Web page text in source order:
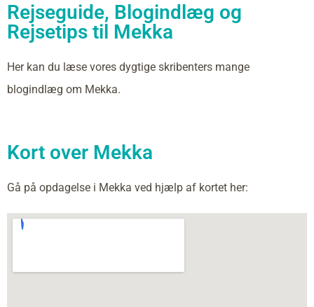
Rejseguide, Blogindlæg og
Rejsetips til Mekka
Her kan du læse vores dygtige skribenters mange
blogindlæg om Mekka.
Kort over Mekka
Gå på opdagelse i Mekka ved hjælp af kortet her: